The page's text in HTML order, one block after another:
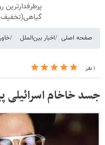
گیاهی(تخفیف
صفحه اصلی اخبار بین‌الملل
۱ نفر
جسد خاخام اسرائیلی